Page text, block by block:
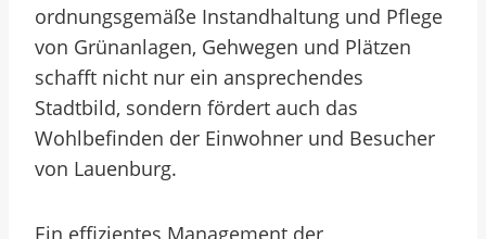
ordnungsgemäße Instandhaltung und Pflege
von Grünanlagen, Gehwegen und Plätzen
schafft nicht nur ein ansprechendes
Stadtbild, sondern fördert auch das
Wohlbefinden der Einwohner und Besucher
von Lauenburg.
Ein effizientes Management der